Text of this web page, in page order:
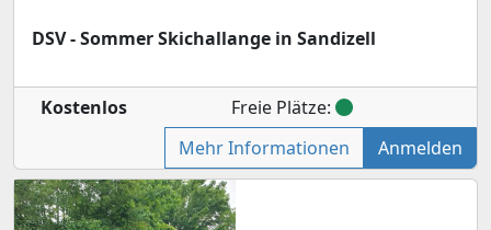
DSV - Sommer Skichallange in Sandizell
Kostenlos
Freie Plätze:
Mehr Informationen
Anmelden